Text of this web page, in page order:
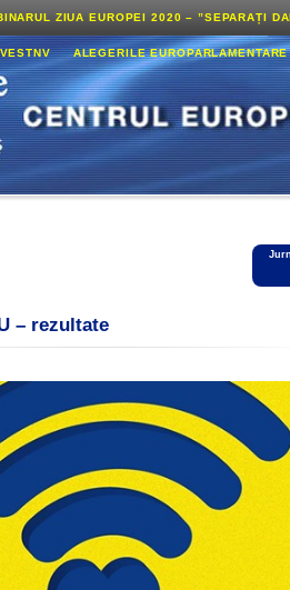
ZIUA EUROPEI 2020 – ”SEPARAȚI
ALEGERILE
– rezultate